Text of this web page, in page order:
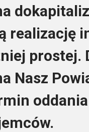
realizację
prostej.
Nasz